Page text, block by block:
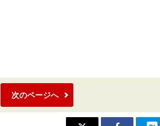
次のページへ